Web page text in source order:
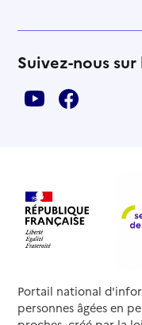
Suivez-nous
Portail national
personnes âgées en